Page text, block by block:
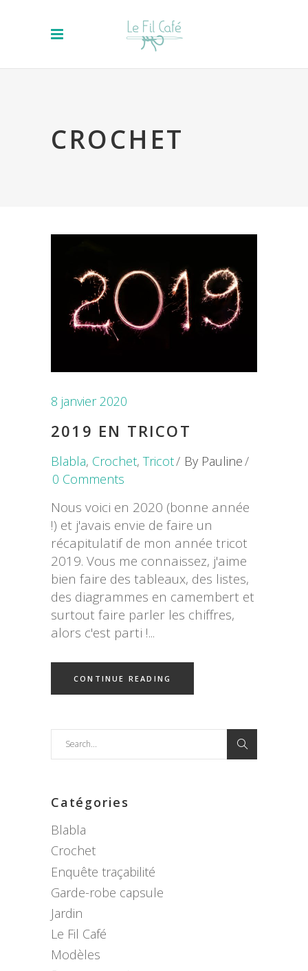
CROCHET
8 janvier 2020
2019 EN TRICOT
Blabla, Crochet, Tricot By Pauline
0 Comments
Nous voici en 2020 (bonne année
!) et j'avais envie de faire un
récapitulatif de mon année tricot
2019. Vous me connaissez, j'aime
bien faire des tableaux, des listes,
des diagrammes en camembert et
surtout faire parler les chiffres,
alors c'est parti !
CONTINUE READING
Search
for:
Catégories
Blabla
Crochet
Enquête traçabilité
Garde-robe capsule
Jardin
Le Fil Café
Modèles